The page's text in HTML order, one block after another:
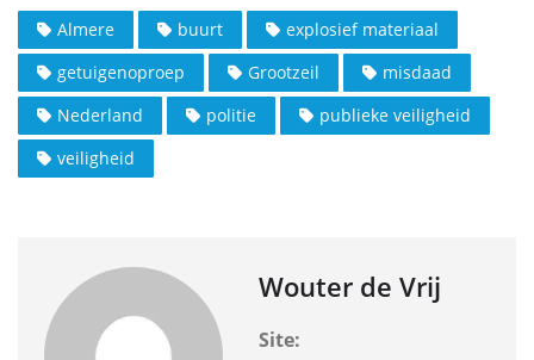
Almere buurt
explosief materiaal
getuigenoproep
Grootzeil
misdaad
Nederland
politie
publieke veiligheid
veiligheid
Wouter de Vrij
Site: